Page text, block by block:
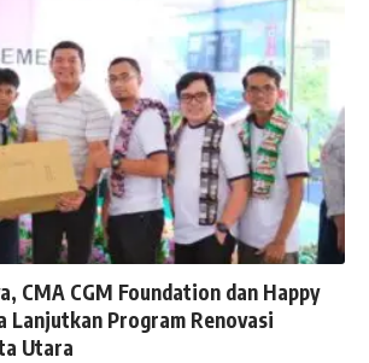
CMA CGM Foundation dan Happy
Lanjutkan Program Renovasi
Utara